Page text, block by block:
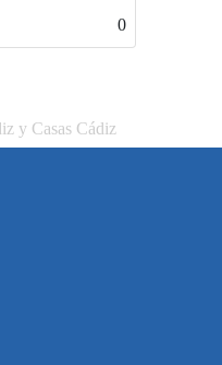
0
y Casas Cádiz